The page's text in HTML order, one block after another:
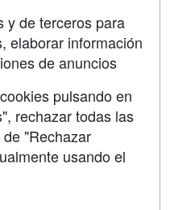
y de terceros para
elaborar información
de anuncios
pulsando en
rechazar todas las
"Rechazar
usando el